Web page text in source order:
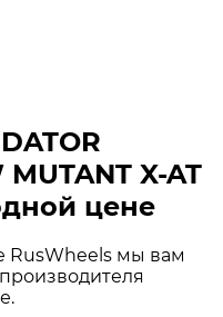
MUTANT X-AT
цене
RusWheels мы вам